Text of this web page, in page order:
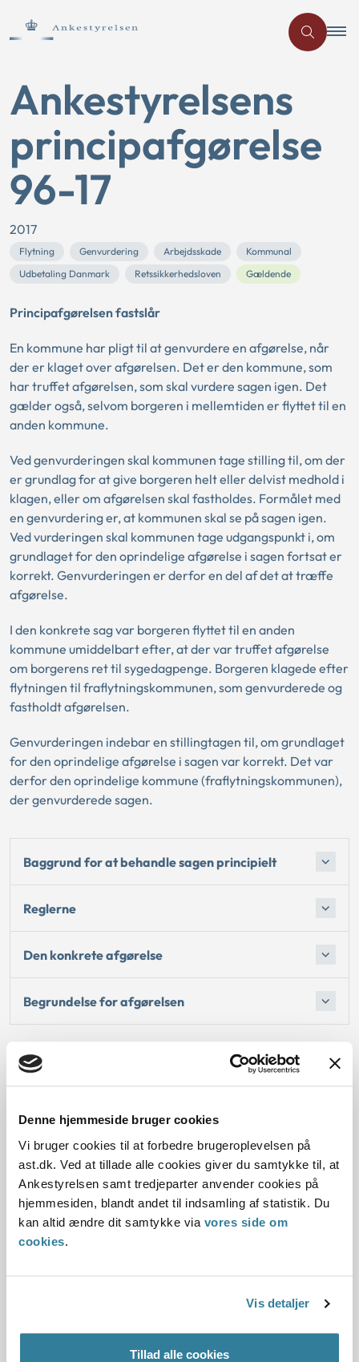
Denne hjemmeside bruger cookies
Vi bruger cookies til at forbedre brugeroplevelsen på
ast.dk. Ved at tillade alle cookies giver du samtykke til, at
Ankestyrelsen samt tredjeparter anvender cookies på
hjemmesiden, blandt andet til indsamling af statistik. Du
kan altid ændre dit samtykke via vores side om
cookies.
Vis detaljer
Tillad alle cookies
Ankestyrelsens
principafgørelse
96-17
2017
Flytning Genvurdering Arbejdsskade
Kommunal
Udbetaling Danmark
Retssikkerhedsloven Gældende
Principafgørelsen fastslår
En kommune har pligt til at genvurdere en afgørelse, når
der er klaget over afgørelsen. Det er den kommune, som
har truffet afgørelsen, som skal vurdere sagen igen. Det
gælder også, selvom borgeren i mellemtiden er flyttet til en
anden kommune.
Ved genvurderingen skal kommunen tage stilling til, om der
er grundlag for at give borgeren helt eller delvist medhold i
klagen, eller om afgørelsen skal fastholdes. Formålet med
en genvurdering er, at kommunen skal se på sagen igen.
Ved vurderingen skal kommunen tage udgangspunkt i, om
grundlaget for den oprindelige afgørelse i sagen fortsat er
korrekt. Genvurderingen er derfor en del af det at træffe
afgørelse.
I den konkrete sag var borgeren flyttet til en anden
kommune umiddelbart efter, at der var truffet afgørelse
om borgerens ret til sygedagpenge. Borgeren klagede efter
flytningen til fraflytningskommunen, som genvurderede og
fastholdt afgørelsen.
Genvurderingen indebar en stillingtagen til, om grundlaget
for den oprindelige afgørelse i sagen var korrekt. Det var
derfor den oprindelige kommune (fraflytningskommunen),
der genvurderede sagen.
Baggrund for at behandle sagen principielt
Reglerne
Den konkrete afgørelse
Begrundelse for afgørelsen
Dato for underskrift
12.12.2017
Offentliggørelsesdato
13.12.2017
Paragraf
2016-3311-48398